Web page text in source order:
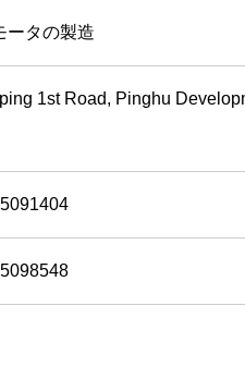
ータの製造
1st Road, Pinghu